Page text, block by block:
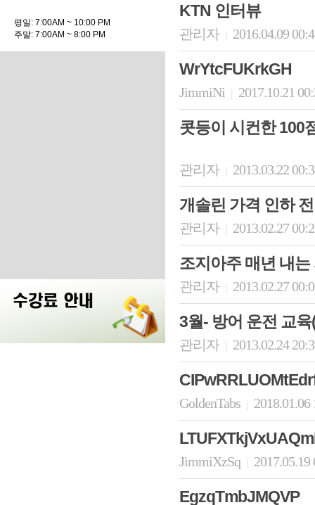
평일: 7:00AM ~ 10:00 PM
주말: 7:00AM ~ 8:00 PM
KTN 인터뷰
관리자 2016.04.09
WrYtcFUKrkGH
JimmiNi 2017.10.21
콧등이 시컨한 100
관리자 2013.03.22
개솔린 가격 인하
관리자 2013.02.27
조지아주 매년 내
관리자 2013.02.27
3월- 방어 운전 교
관리자 2013.02.24
GoldenTabs
JimmiXzSq
EgzqTmbJMQVP